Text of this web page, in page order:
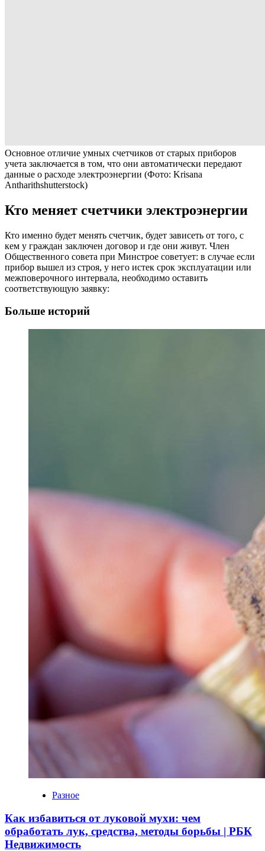
Основное отличие умных счетчиков от старых приборов
учета заключается в том, что они автоматически передают
данные о расходе электроэнергии (Фото: Krisana
Antharithshutterstock)
Кто меняет счетчики электроэнергии
Кто именно будет менять счетчик, будет зависеть от того, с
кем у граждан заключен договор и где они живут. Член
Общественного совета при Минстрое советует: в случае если
прибор вышел из строя, у него истек срок эксплуатации или
межповерочного интервала, необходимо оставить
соответствующую заявку:
Больше историй
Разное
Как избавиться от луковой мухи: чем
обработать лук, средства, методы борьбы | РБК
Недвижимость